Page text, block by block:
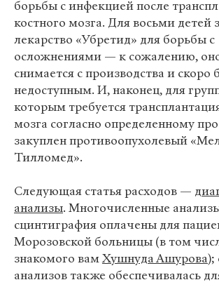
борьбы с инфекцией после
костного мозга. Для восьми детей
лекарство «Убретид» для борьбы с
осложнениями — к сожалению,
снимается с производства и скоро
недоступным. И, наконец, для
которым требуется
мозга согласно определенному
закуплен противоопухолевый
Тилломед».
Следующая статья расходов —
анализы. Многочисленные
сцинтиграфия оплачены для
Морозовской больницы (в том
знакомого вамХушнуда Ашурова);
анализов также обеспечивалась